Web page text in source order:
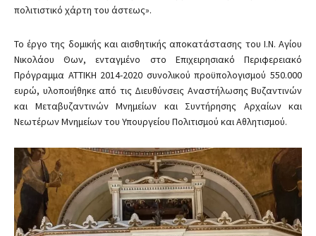
πολιτιστικό χάρτη του άστεως».
Το έργο της δομικής και αισθητικής αποκατάστασης του Ι.Ν. Αγίου
Νικολάου Θων, ενταγμένο στο Επιχειρησιακό Περιφερειακό
Πρόγραμμα ΑΤΤΙΚΗ 2014-2020 συνολικού προϋπολογισμού 550.000
ευρώ, υλοποιήθηκε από τις Διευθύνσεις Αναστήλωσης Βυζαντινών
και Μεταβυζαντινών Μνημείων και Συντήρησης Αρχαίων και
Νεωτέρων Μνημείων του Υπουργείου Πολιτισμού και Αθλητισμού.